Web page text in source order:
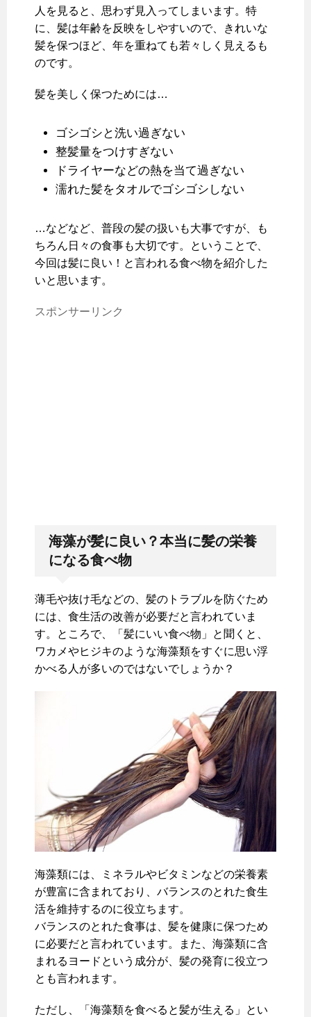
人を見ると、思わず見入ってしまいます。特
に、髪は年齢を反映をしやすいので、きれいな
髪を保つほど、年を重ねても若々しく見えるも
のです。
髪を美しく保つためには…
ゴシゴシと洗い過ぎない
整髪量をつけすぎない
ドライヤーなどの熱を当て過ぎない
濡れた髪をタオルでゴシゴシしない
…などなど、普段の髪の扱いも大事ですが、も
ちろん日々の食事も大切です。ということで、
今回は髪に良い！と言われる食べ物を紹介した
いと思います。
スポンサーリンク
海藻が髪に良い？本当に髪の栄養
になる食べ物
薄毛や抜け毛などの、髪のトラブルを防ぐため
には、食生活の改善が必要だと言われていま
す。ところで、「髪にいい食べ物」と聞くと、
ワカメやヒジキのような海藻類をすぐに思い浮
かべる人が多いのではないでしょうか？
海藻類には、ミネラルやビタミンなどの栄養素
が豊富に含まれており、バランスのとれた食生
活を維持するのに役立ちます。
バランスのとれた食事は、髪を健康に保つため
に必要だと言われています。また、海藻類に含
まれるヨードという成分が、髪の発育に役立つ
とも言われます。
ただし、「海藻類を食べると髪が生える」とい